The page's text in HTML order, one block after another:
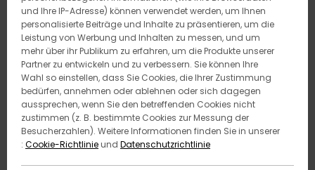
und Ihre IP-Adresse) können verwendet werden, um Ihnen
personalisierte Beiträge und Inhalte zu präsentieren, um die
Leistung von Werbung und Inhalten zu messen, und um
mehr über ihr Publikum zu erfahren, um die Produkte unserer
Partner zu entwickeln und zu verbessern. Sie können Ihre
Wahl so einstellen, dass Sie Cookies, die Ihrer Zustimmung
bedürfen, annehmen oder ablehnen oder sich dagegen
aussprechen, wenn Sie den betreffenden Cookies nicht
zustimmen (z. B. bestimmte Cookies zur Messung der
Besucherzahlen). Weitere Informationen finden Sie in unserer
: Cookie-Richtlinieund Datenschutzrichtlinie